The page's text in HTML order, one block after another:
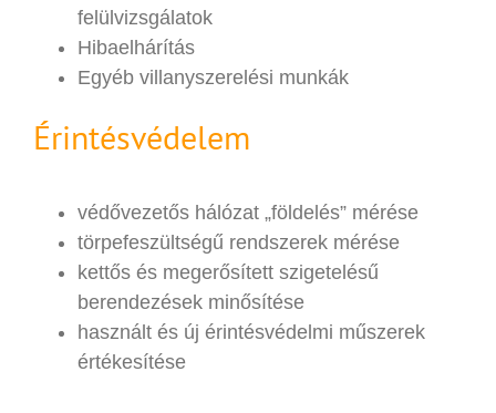
felülvizsgálatok
Hibaelhárítás
Egyéb villanyszerelési munkák
Érintésvédelem
védővezetős hálózat „földelés” mérése
törpefeszültségű rendszerek mérése
kettős és megerősített szigetelésű
berendezések minősítése
használt és új érintésvédelmi műszerek
értékesítése